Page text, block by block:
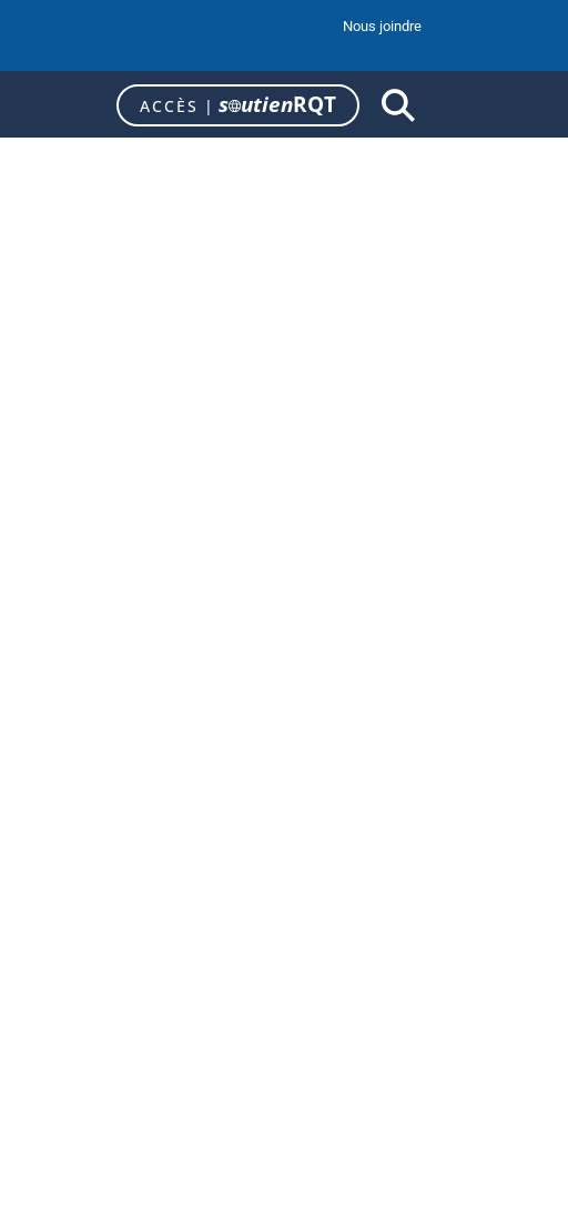
Nous joindre
ACCÈS | s utienRQT